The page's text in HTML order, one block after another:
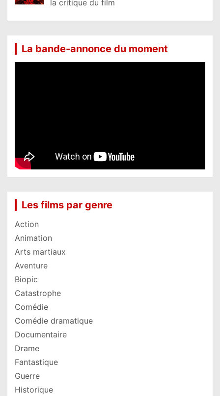
la critique du film
La bande-annonce du moment
Les films par genre
Action
Animation
Arts martiaux
Aventure
Biopic
Catastrophe
Comédie
Comédie dramatique
Documentaire
Drame
Fantastique
Guerre
Historique